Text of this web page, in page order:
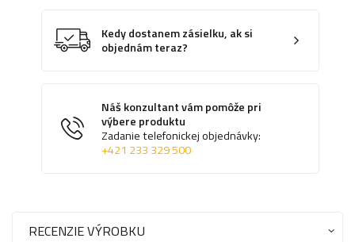
Kedy dostanem zásielku, ak si
objednám teraz?
Náš konzultant vám pomôže pri
výbere produktu
Zadanie telefonickej objednávky:
+421 233 329 500
RECENZIE VÝROBKU